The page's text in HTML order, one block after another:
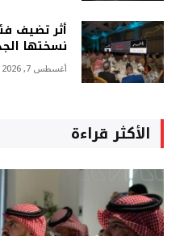
أثر تضيف
نسختها
أغسطس 7, 2026
الأكثر قراءة